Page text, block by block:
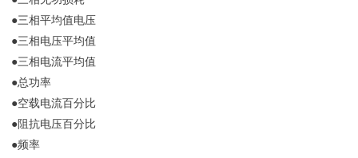
●三相平均值电压
●三相电压平均值
●三相电流平均值
●总功率
●空载电流百分比
●阻抗电压百分比
●频率